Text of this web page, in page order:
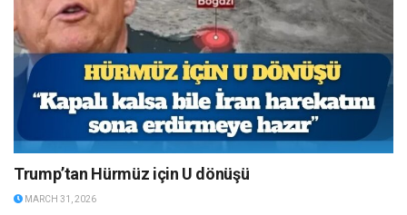
Trump’tan Hürmüz için U dönüşü
MARCH 31, 2026